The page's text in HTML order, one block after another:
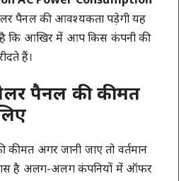
पैनल की आवश्यकता पड़ेगी यह
है कि आखिर में आप किस कंपनी की
हैं।
पैनल की कीमत
कीमत अगर जानी जाए तो वर्तमान
है अलग-अलग कंपनियों में ऑफर